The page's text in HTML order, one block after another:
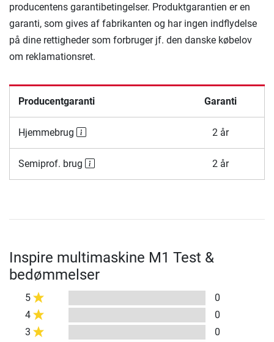
producentens garantibetingelser. Produktgarantien er en
garanti, som gives af fabrikanten og har ingen indflydelse
på dine rettigheder som forbruger jf. den danske købelov
om reklamationsret.
Producentgaranti Garanti
Hjemmebrug 2 år
Semiprof. brug 2 år
Inspire multimaskine M1 Test &
bedømmelser
5
0
4
0
3
0